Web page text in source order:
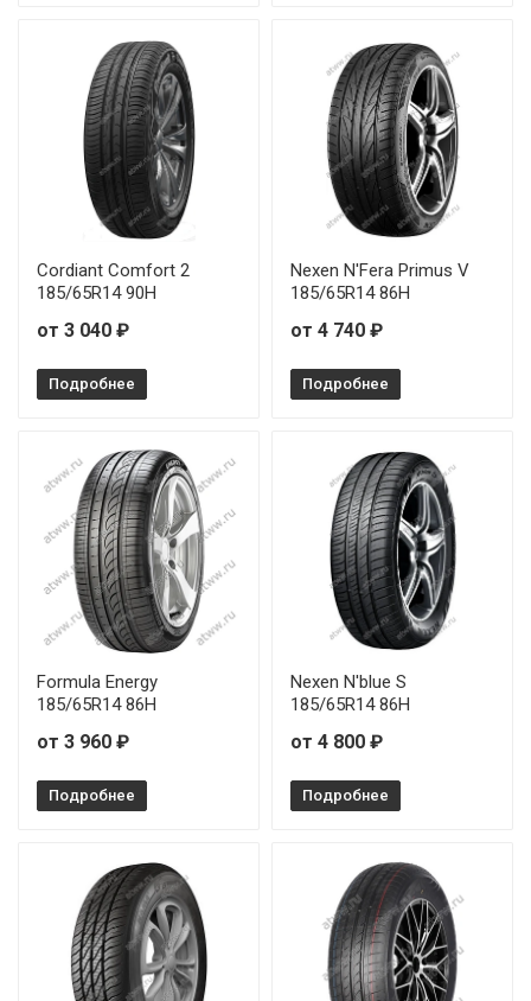
Cordiant Comfort 2
185/65R14 90H
от 3 040 ₽
Подробнее
Nexen N'Fera Primus V
185/65R14 86H
от 4 740 ₽
Подробнее
Formula Energy
185/65R14 86H
от 3 960 ₽
Подробнее
Nexen N'blue S
185/65R14 86H
от 4 800 ₽
Подробнее